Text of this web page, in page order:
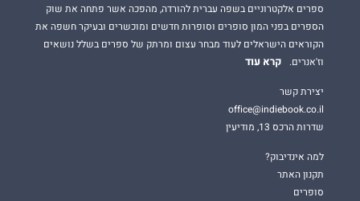
ספרים אלקטרוניים בשפה עברית להורדה, מהפכה אשר פתחה את שוק
הספרים בפני המון סופרים וסופרות חדשים ומוכשרים ובעיקר חשפה את
הקוראים הישראלים לעוד מבחר עצום ומרתק של ספרים בשלל נושאים
וז'אנרים.
קרא עוד
יצירת קשר
office@indiebook.co.il
שדרות הרכס 13, מודיעין
למה אינדיבוק?
תקנון האתר
סופרים